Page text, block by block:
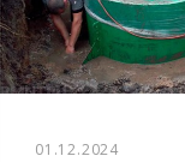
01.12.2024